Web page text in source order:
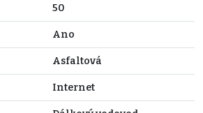
50
Ano
Asfaltová
Internet